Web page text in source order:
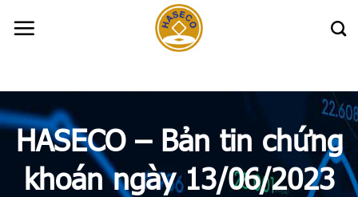
HASECO – Bản tin chứng
khoán ngày 13/06/2023